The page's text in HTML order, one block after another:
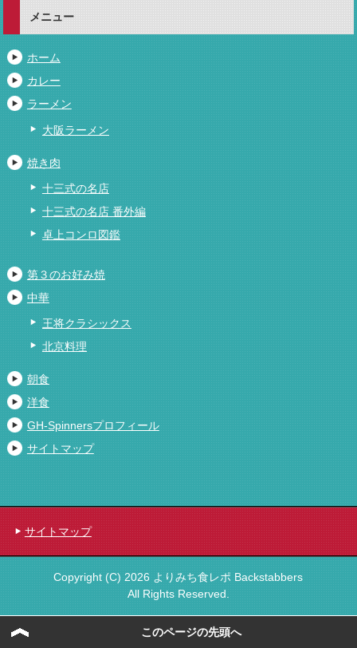
メニュー
ホーム
カレー
ラーメン
大阪ラーメン
焼き肉
十三式の名店
十三式の名店 番外編
卓上コンロ図鑑
第３のお好み焼
中華
王将クラシックス
北京料理
朝食
洋食
GH-Spinnersプロフィール
サイトマップ
サイトマップ
Copyright (C) 2026 よりみち食レポ Backstabbers
All Rights Reserved.
このページの先頭へ